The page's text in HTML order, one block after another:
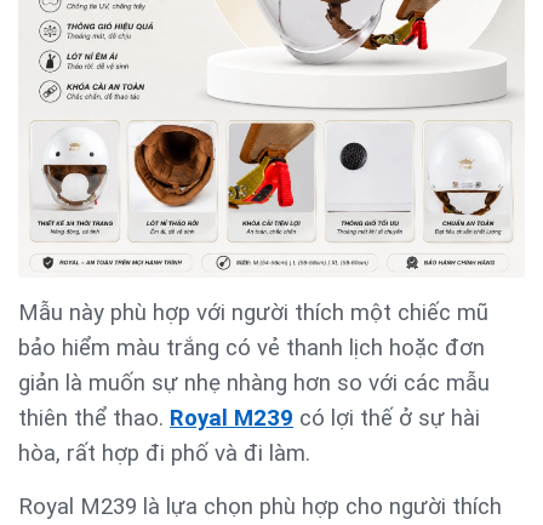
Mẫu này phù hợp với người thích một chiếc mũ
bảo hiểm màu trắng có vẻ thanh lịch hoặc đơn
giản là muốn sự nhẹ nhàng hơn so với các mẫu
thiên thể thao. Royal M239 có lợi thế ở sự hài
hòa, rất hợp đi phố và đi làm.
Royal M239 là lựa chọn phù hợp cho người thích